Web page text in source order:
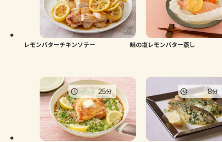
よくあるお問い合わせ
お買い物
レモンバターチキンソテー 鮭の塩レモンバター蒸し
25分 8分